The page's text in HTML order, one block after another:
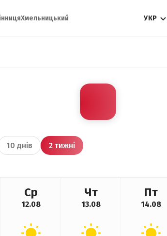
Хмельницький УКР
10 днів 2 тижні
Ср
12.08
Чт
13.08
Пт
14.08